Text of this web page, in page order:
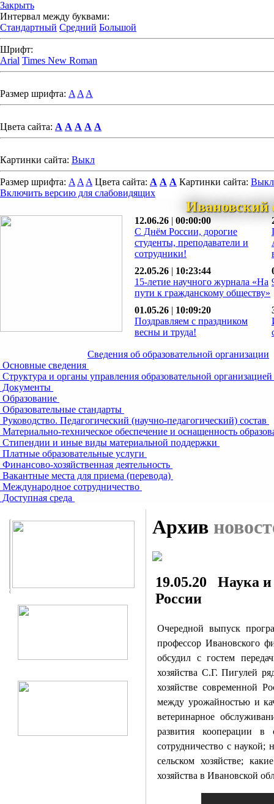
Закрыть
Интервал между буквами:
Стандартный Средний Большой
Шрифт:
Arial Times New Roman
Размер шрифта: A A A
Цвета сайта: A A A A A
Картинки сайта: Выкл
Размер шрифта: A A A Цвета сайта: A A A Картинки сайта: Выкл
Включить версию для слабовидящих
12.06.26 | 00:00:00
С Днём России, дорогие
студенты, преподаватели и
сотрудники!
22.05.26 | 10:23:44
15-летие научного журнала «На
пути к гражданскому обществу»
01.05.26 | 10:09:20
Поздравляем с праздником
весны и труда!
Сведения об образовательной организации
Основные сведения
Структура и органы управления образовательной организацией
Документы
Образование
Образовательные стандарты
Руководство. Педагогический (научно-педагогический) состав
Материально-техническое обеспечение и оснащенность
Стипендии и иные виды материальной поддержки
Платные образовательные услуги
Финансово-хозяйственная деятельность
Вакантные места для приема (перевода)
Международное сотрудничество
Доступная среда
Архив
19.05.20 Наука и
России
Очередной выпуск
профессор Ивановского
обсудил с гостем
хозяйства С.Г. Пигулей
хозяйстве современной
между урожайностью и
ветеринарное
развития кооперации в
сотрудничество с наукой;
сельском хозяйстве; к
хозяйства в Ивановской